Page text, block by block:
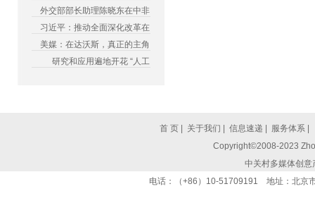
外交部部长助理陈晓东在中非
习近平：推动全面深化改革在
美媒：在达沃斯，真正的主角
研究和应用遍地开花 “人工
首 页 关于我们 信息速递 服务体系
Copyright©2008-2023
中关村多媒体创
电话：（+86）10-51709191 地址：北京